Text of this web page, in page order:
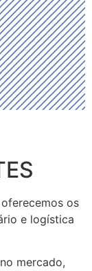
os
e logística
mercado,